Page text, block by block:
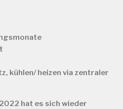
kühlen/ heizen via zentraler
hat es sich wieder